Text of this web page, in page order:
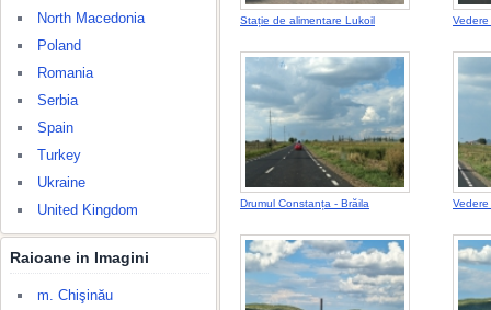
North Macedonia
Poland
Romania
Serbia
Spain
Turkey
Ukraine
United Kingdom
Raioane in Imagini
m. Chişinău
Stație de alimentare Lukoil
Drumul Constanța - Brăila